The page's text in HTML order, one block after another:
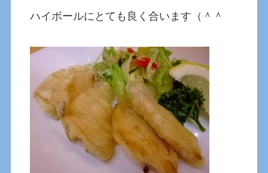
ハイボールにとても良く合います（＾＾